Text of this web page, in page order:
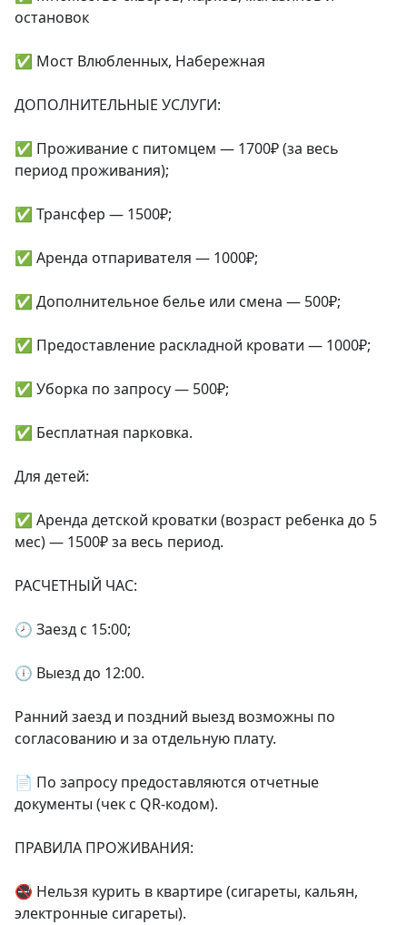
остановок
✅ Мост Влюбленных, Набережная
ДОПОЛНИТЕЛЬНЫЕ УСЛУГИ:
✅ Проживание с питомцем — 1700₽ (за весь
период проживания);
✅ Трансфер — 1500₽;
✅ Аренда отпаривателя — 1000₽;
✅ Дополнительное белье или смена — 500₽;
✅ Предоставление раскладной кровати — 1000₽;
✅ Уборка по запросу — 500₽;
✅ Бесплатная парковка.
Для детей:
✅ Аренда детской кроватки (возраст ребенка до 5
мес) — 1500₽ за весь период.
РАСЧЕТНЫЙ ЧАС:
🕗 Заезд с 15:00;
🕕 Выезд до 12:00.
Ранний заезд и поздний выезд возможны по
согласованию и за отдельную плату.
📄 По запросу предоставляются отчетные
документы (чек с QR-кодом).
ПРАВИЛА ПРОЖИВАНИЯ:
🚭 Нельзя курить в квартире (сигареты, кальян,
электронные сигареты).